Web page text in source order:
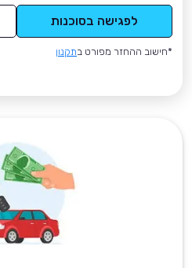
לפגישה בסוכנות
*חישוב ההחזר מפורט בתקנון